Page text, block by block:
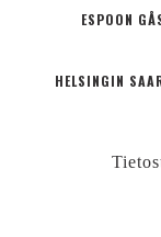
ESPOON
HELSINGIN